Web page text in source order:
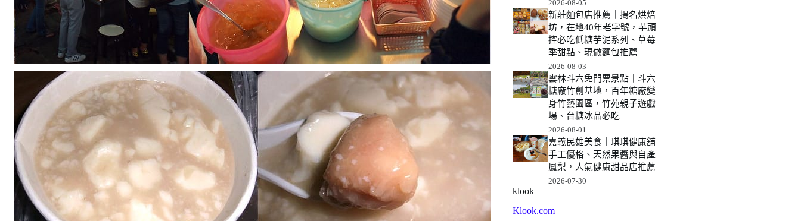
2026-08-05
新莊麵包店推薦｜揚名烘焙
坊，在地40年老字號，芋頭
控必吃低糖芋泥系列、草莓
季甜點、現做麵包推薦
2026-08-03
雲林斗六免門票景點｜斗六
糖廠竹創基地，百年糖廠變
身竹藝園區，竹苑親子遊戲
場、台糖冰品必吃
2026-08-01
嘉義民雄美食｜琪琪健康舖
手工優格、天然果醬與自產
鳳梨，人氣健康甜品店推薦
2026-07-30
klook
Klook.com